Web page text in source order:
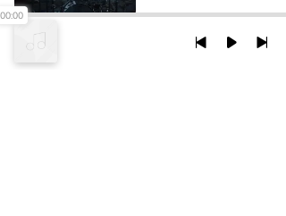
Simple Plan
00:00